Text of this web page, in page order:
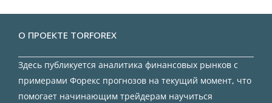
О ПРОЕКТЕ TORFOREX
Здесь публикуется аналитика финансовых рынков с
примерами Форекс прогнозов на текущий момент, что
помогает начинающим трейдерам научиться